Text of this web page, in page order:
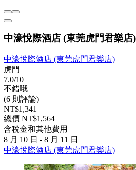
中濠悅際酒店 (東莞虎門君樂店)
中濠悅際酒店 (東莞虎門君樂店)
虎門
7.0/10
不錯哦
(6 則評論)
NT$1,341
總價 NT$1,564
含稅金和其他費用
8 月 10 日 - 8 月 11 日
中濠悅際酒店 (東莞虎門君樂店)